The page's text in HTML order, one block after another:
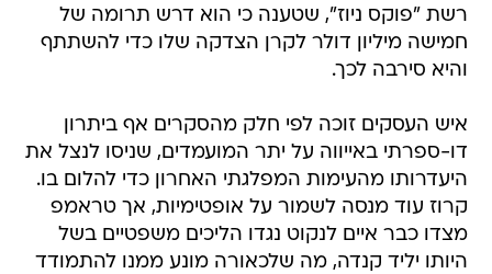
רשת "פוקס ניוז", שטענה כי הוא דרש תרומה של
חמישה מיליון דולר לקרן הצדקה שלו כדי להשתתף
והיא סירבה לכך.
איש העסקים זוכה לפי חלק מהסקרים אף ביתרון
דו-ספרתי באייווה על יתר המועמדים, שניסו לנצל את
היעדרותו מהעימות המפלגתי האחרון כדי להלום בו.
קרוז עוד מנסה לשמור על אופטימיות, אך טראמפ
מצדו כבר איים לנקוט נגדו הליכים משפטיים בשל
היותו יליד קנדה, מה שלכאורה מונע ממנו להתמודד